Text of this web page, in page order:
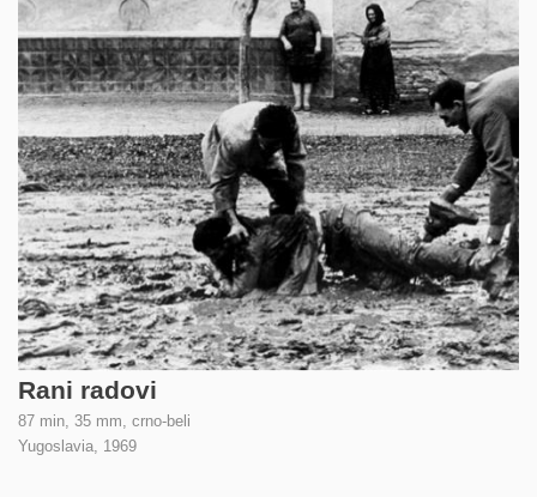
Rani radovi
87 min, 35 mm, crno-beli
Yugoslavia, 1969